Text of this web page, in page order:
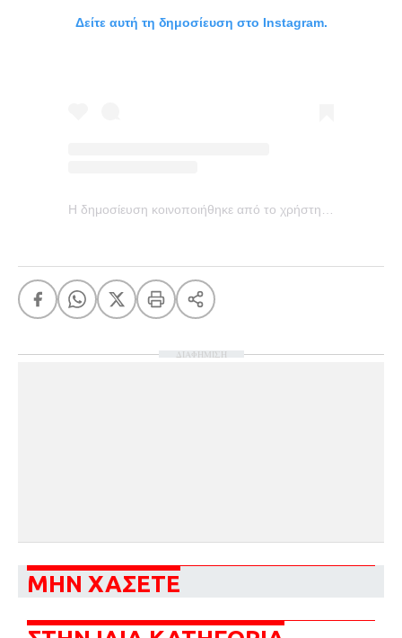
Δείτε αυτή τη δημοσίευση στο Instagram.
ΔΙΑΦΗΜΙΣΗ
ΜΗΝ ΧΑΣΕΤΕ